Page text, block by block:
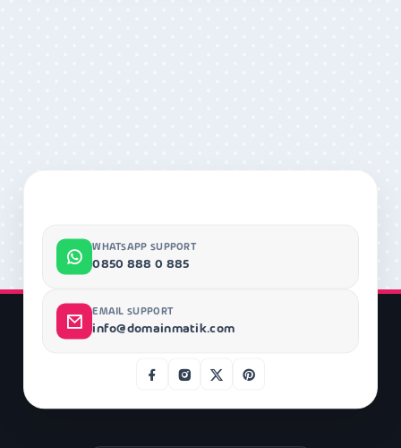
WHATSAPP SUPPORT
0850 888 0 885
EMAIL SUPPORT
info@domainmatik.com